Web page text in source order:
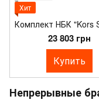
Хит
23 803 грн
Купить
Непрерывные